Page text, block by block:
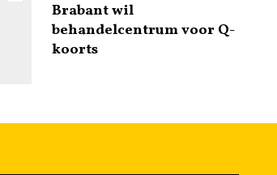
Brabant wil
behandelcentrum voor Q-
koorts